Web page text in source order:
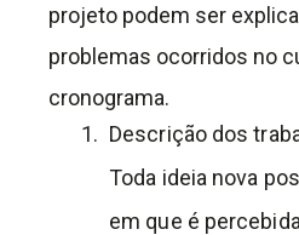
projeto podem ser
problemas ocorridos no
cronograma.
Descrição dos
Toda ideia nova
em que é